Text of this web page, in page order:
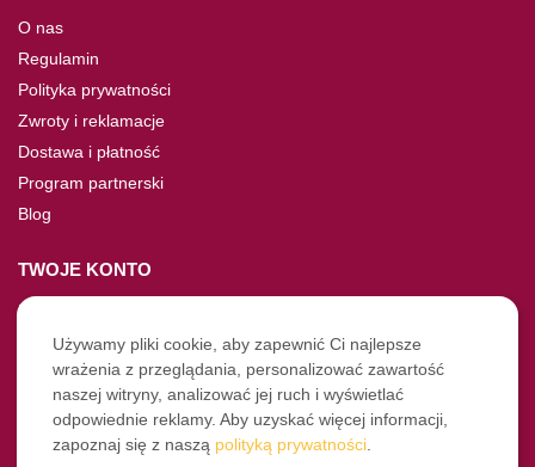
O nas
Regulamin
Polityka prywatności
Zwroty i reklamacje
Dostawa i płatność
Program partnerski
Blog
TWOJE KONTO
Moje konto
Nie pamiętasz hasła?
Twoje zamówienia
NASZE SOCIALE
Używamy pliki cookie, aby zapewnić Ci najlepsze
wrażenia z przeglądania, personalizować zawartość
naszej witryny, analizować jej ruch i wyświetlać
odpowiednie reklamy. Aby uzyskać więcej informacji,
zapoznaj się z naszą polityką prywatności